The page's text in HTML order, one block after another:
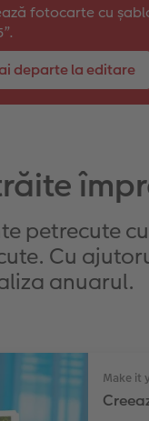
fotocarte cu
departe la editare
petrecute
Cu
anuarul.
Make it